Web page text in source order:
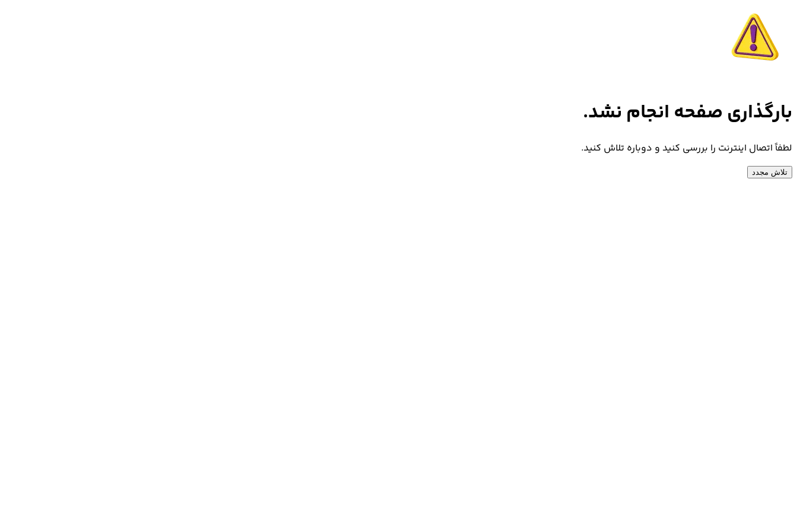
بارگذاری صفحه انجام نشد.
لطفاً اتصال اینترنت را بررسی کنید و دوباره تلاش کنید.
تلاش مجدد